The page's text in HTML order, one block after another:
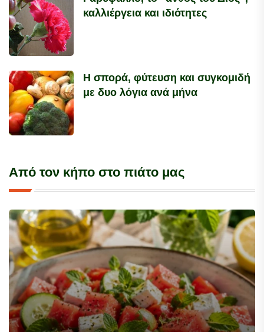
καλλιέργεια και ιδιότητες
Η σπορά, φύτευση και συγκομιδή
με δυο λόγια ανά μήνα
Από τον κήπο στο πιάτο μας